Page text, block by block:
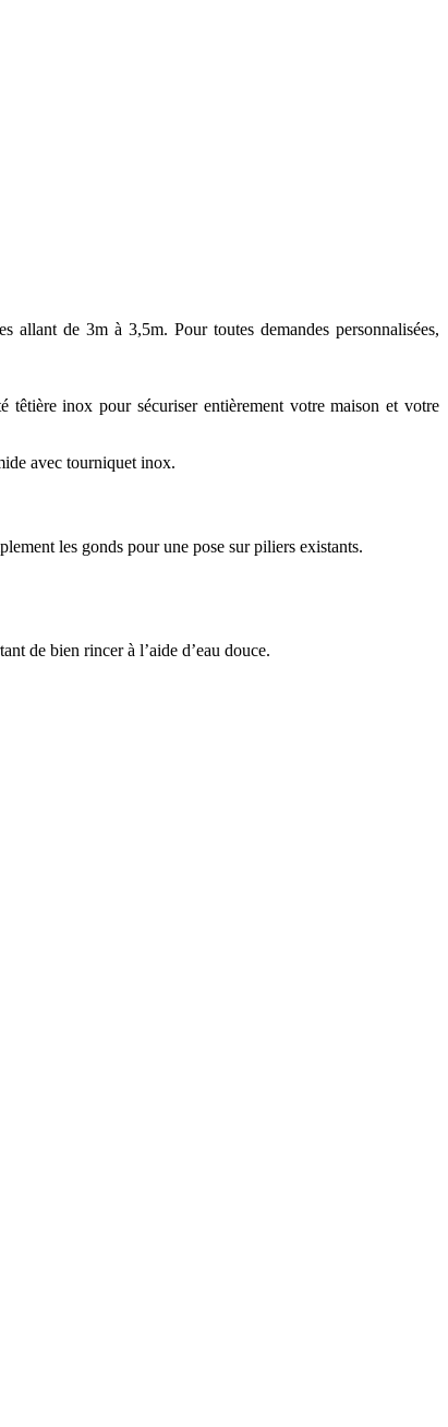
allant de 3m à 3,5m. Pour toutes demandes personnalisées,
têtière inox pour sécuriser entièrement votre maison et votre
avec tourniquet inox.
les gonds pour une pose sur piliers existants.
de bien rincer à l’aide d’eau douce.